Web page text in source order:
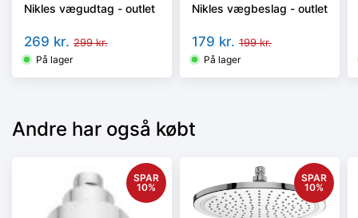
Nikles vægudtag - outlet
269 kr. 299kr.
På lager
Nikles vægbeslag - outlet
179 kr. 199kr.
På lager
Andre har også købt
SPAR
10%
SPAR
10%